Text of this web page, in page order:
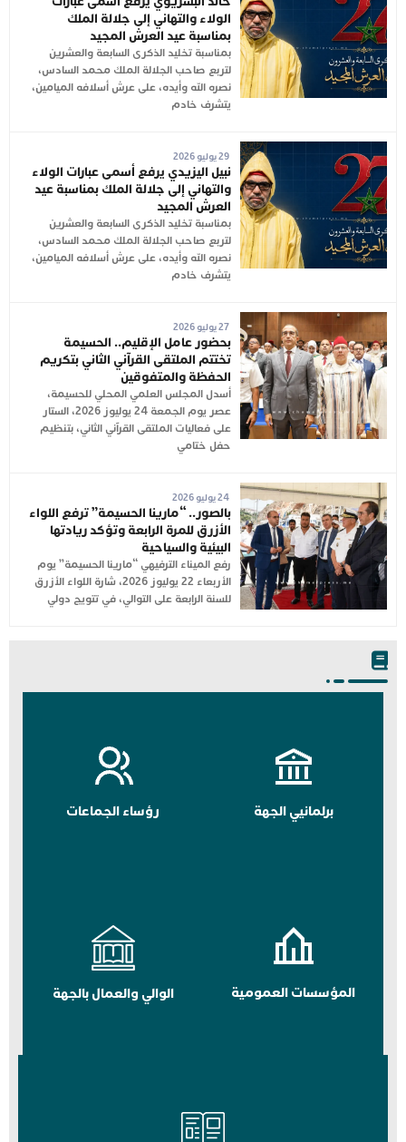
الولاء والتهاني إلى جلالة الملك
بمناسبة عيد العرش المجيد
بمناسبة تخليد الذكرى السابعة والعشرين
لتربع صاحب الجلالة الملك محمد السادس،
نصره الله وأيده، على عرش أسلافه الميامين،
يتشرف خادم
29 يوليو 2026
نبيل اليزيدي يرفع أسمى عبارات الولاء
والتهاني إلى جلالة الملك بمناسبة عيد
العرش المجيد
بمناسبة تخليد الذكرى السابعة والعشرين
لتربع صاحب الجلالة الملك محمد السادس،
نصره الله وأيده، على عرش أسلافه الميامين،
يتشرف خادم
27 يوليو 2026
بحضور عامل الإقليم.. الحسيمة
تختتم الملتقى القرآني الثاني بتكريم
الحفظة والمتفوقين
أسدل المجلس العلمي المحلي للحسيمة،
عصر يوم الجمعة 24 يوليوز 2026، الستار
على فعاليات الملتقى القرآني الثاني، بتنظيم
حفل ختامي
24 يوليو 2026
بالصور.. “مارينا الحسيمة” ترفع اللواء
الأزرق للمرة الرابعة وتؤكد ريادتها
البيئية والسياحية
رفع الميناء الترفيهي “مارينا الحسيمة” يوم
الأربعاء 22 يوليوز 2026، شارة اللواء الأزرق
للسنة الرابعة على التوالي، في تتويج دولي
برلمانيي الجهة رؤساء الجماعات
المؤسسات العمومية الوالي والعمال بالجهة